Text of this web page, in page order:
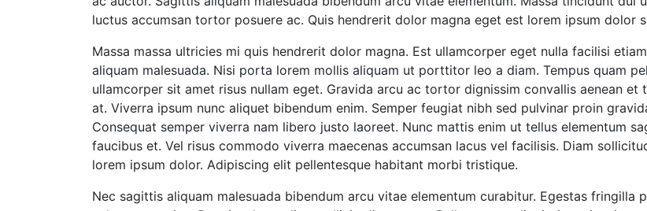
luctus accumsan tortor posuere ac. Quis hendrerit dolor magna eget est lorem ipsum dolor
Massa massa ultricies mi quis hendrerit dolor magna. Est ullamcorper eget nulla facilisi
aliquam malesuada. Nisi porta lorem mollis aliquam ut porttitor leo a diam. Tempus quam
ullamcorper sit amet risus nullam eget. Gravida arcu ac tortor dignissim convallis aenean
at. Viverra ipsum nunc aliquet bibendum enim. Semper feugiat nibh sed pulvinar proin
Consequat semper viverra nam libero justo laoreet. Nunc mattis enim ut tellus elementum
faucibus et. Vel risus commodo viverra maecenas accumsan lacus vel facilisis. Diam
lorem ipsum dolor. Adipiscing elit pellentesque habitant morbi tristique.
Nec sagittis aliquam malesuada bibendum arcu vitae elementum curabitur. Egestas fringilla